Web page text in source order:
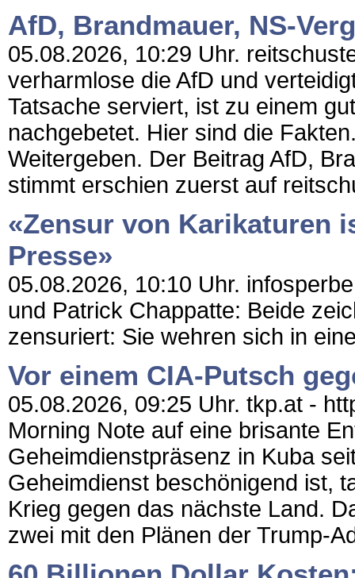
AfD, Brandmauer, NS-
05.08.2026, 10:29 Uhr.
verharmlose die AfD und
Tatsache serviert, ist zu einem
nachgebetet. Hier sind die
Weitergeben. Der Beitrag AfD,
stimmt erschien zuerst auf
«Zensur von Karikaturen
Presse»
05.08.2026, 10:10 Uhr.
und Patrick Chappatte: Beide
zensuriert: Sie wehren sich in
Vor einem CIA-Putsch
05.08.2026, 09:25 Uhr. tkp.at -
Morning Note auf eine brisante
Geheimdienstpräsenz in Kuba
Geheimdienst beschönigend ist,
Krieg gegen das nächste Land.
zwei mit den Plänen der Trump-